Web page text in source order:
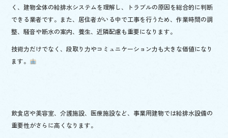
く、建物全体の給排水システムを理解し、トラブルの原因を総合的に判断
できる業者です。また、居住者がいる中で工事を行うため、作業時間の調
整、騒音や断水の案内、養生、近隣配慮も重要になります。
技術力だけでなく、段取り力やコミュニケーション力も大きな価値になり
ます。
飲食店や美容室、介護施設、医療施設など、事業用建物では給排水設備の
重要性がさらに高くなります。